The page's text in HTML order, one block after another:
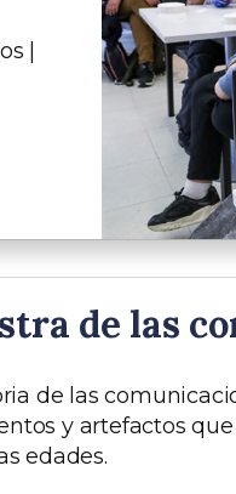
|
de las
de las
y artefactos
edades.